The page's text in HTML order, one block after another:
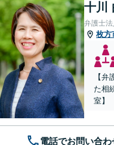
十川
弁護士
枚方
【
た相
室】
電話でお問い合わ